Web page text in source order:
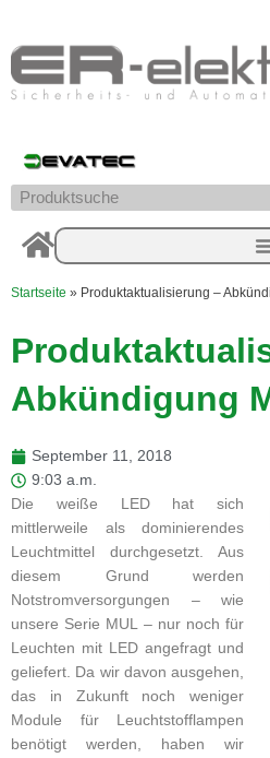
springen
Suche
Startseite » Produktaktualisierung –
Abkündigung
September 11, 2018
9:03 a.m.
Die weiße LED hat sich
mittlerweile als dominierendes
Leuchtmittel durchgesetzt. Aus
diesem Grund werden
Notstromversorgungen – wie
unsere Serie MUL – nur noch für
Leuchten mit LED angefragt und
geliefert. Da wir davon ausgehen,
das in Zukunft noch weniger
Module für Leuchtstofflampen
benötigt werden, haben wir